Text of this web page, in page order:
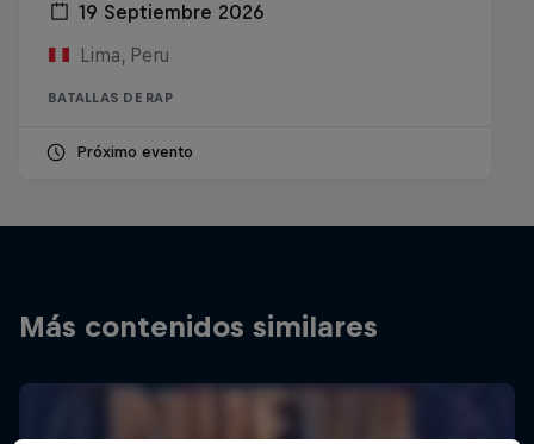
19 Septiembre 2026
Lima, Peru
BATALLAS DE RAP
Próximo evento
Más contenidos similares